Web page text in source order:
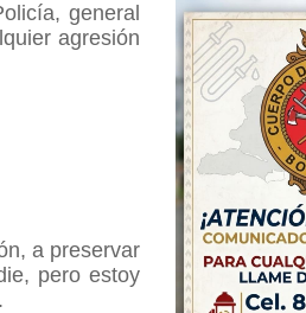
general
agresión
a preservar
pero estoy